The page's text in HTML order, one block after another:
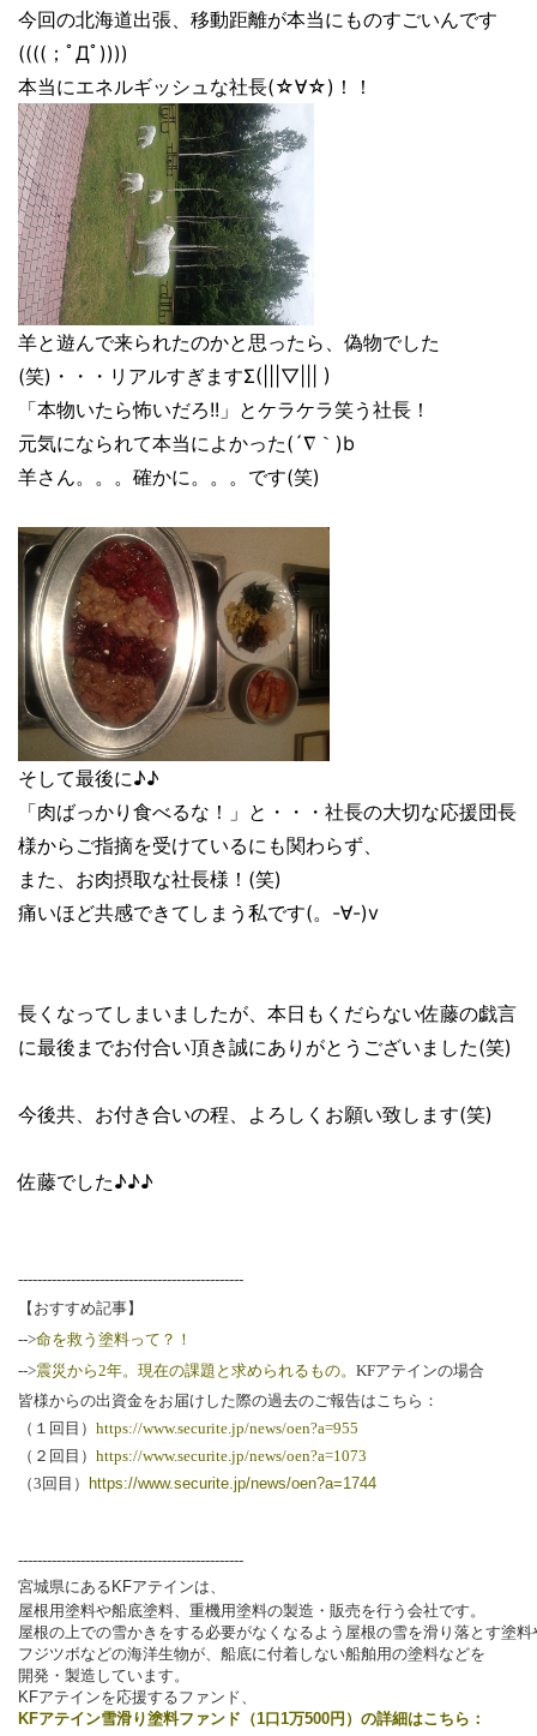
今回の北海道出張、移動距離が本当にものすごいんです
((((；ﾟДﾟ))))
本当にエネルギッシュな社長(☆∀☆)！！
羊と遊んで来られたのかと思ったら、偽物でした
(笑)・・・リアルすぎますΣ(|||▽||| )
「本物いたら怖いだろ!!」とケラケラ笑う社長！
元気になられて本当によかった(´∇｀)b
羊さん。。。確かに。。。です(笑)
そして最後に♪♪
「肉ばっかり食べるな！」と・・・社長の大切な応援団長
様からご指摘を受けているにも関わらず、
また、お肉摂取な社長様！(笑)
痛いほど共感できてしまう私です(。-∀-)v
長くなってしまいましたが、本日もくだらない佐藤の戯言
に最後までお付合い頂き誠にありがとうございました(笑)
今後共、お付き合いの程、よろしくお願い致します(笑)
佐藤でした♪♪♪
-----------------------------------------------
【おすすめ記事】
-->命を救う塗料って？！
-->震災から2年。現在の課題と求められるもの。 KFアテインの場合
皆様からの出資金をお届けした際の過去のご報告はこちら：
（１回目） https://www.securite.jp/news/oen?a=955
（２回目） https://www.securite.jp/news/oen?a=1073
（3回目）
https://www.securite.jp/news/oen?a=1744
-----------------------------------------------
宮城県にあるKFアテインは、
屋根用塗料や船底塗料、重機用塗料の製造・販売を行う会社です。
屋根の上での雪かきをする必要がなくなるよう屋根の雪を滑り落とす塗料
フジツボなどの海洋生物が、船底に付着しない船舶用の塗料などを
開発・製造しています。
KFアテインを応援するファンド、
KFアテイン雪滑り塗料ファンド（1口1万500円）の詳細はこちら：